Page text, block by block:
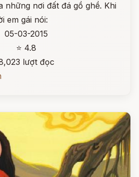
những nơi đất đá gồ ghề. Khi
em gái nói:
05-03-2015
⭐ 4.8
lượt đọc